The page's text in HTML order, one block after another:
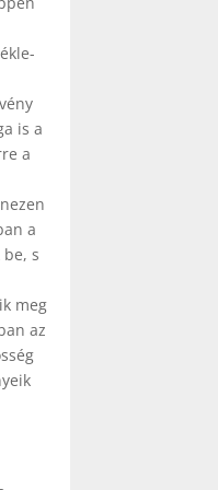
is a
a
a
s
meg
az